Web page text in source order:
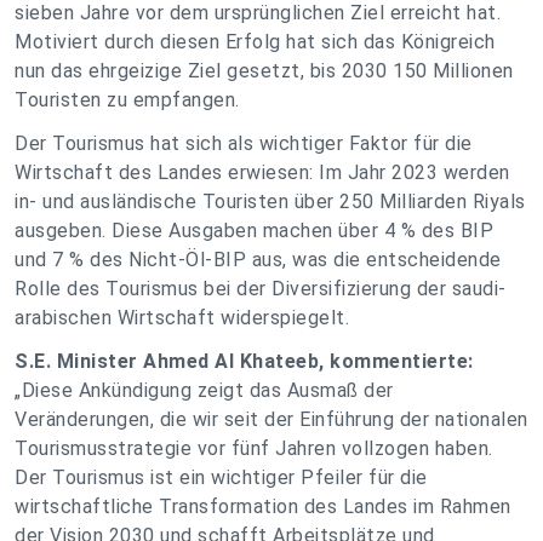
sieben Jahre vor dem ursprünglichen Ziel erreicht hat.
Motiviert durch diesen Erfolg hat sich das Königreich
nun das ehrgeizige Ziel gesetzt, bis 2030 150 Millionen
Touristen zu empfangen.
Der Tourismus hat sich als wichtiger Faktor für die
Wirtschaft des Landes erwiesen: Im Jahr 2023 werden
in- und ausländische Touristen über 250 Milliarden Riyals
ausgeben. Diese Ausgaben machen über 4 % des BIP
und 7 % des Nicht-Öl-BIP aus, was die entscheidende
Rolle des Tourismus bei der Diversifizierung der saudi-
arabischen Wirtschaft widerspiegelt.
S.E. Minister Ahmed Al Khateeb, kommentierte:
„Diese Ankündigung zeigt das Ausmaß der
Veränderungen, die wir seit der Einführung der nationalen
Tourismusstrategie vor fünf Jahren vollzogen haben.
Der Tourismus ist ein wichtiger Pfeiler für die
wirtschaftliche Transformation des Landes im Rahmen
der Vision 2030 und schafft Arbeitsplätze und